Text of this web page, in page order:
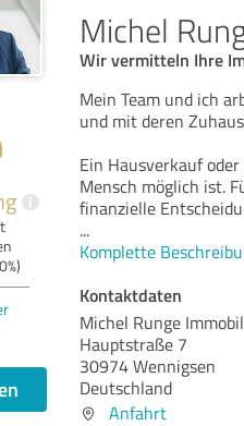
Michel
Wir vermitteln Ihre
i
Mein Team und ich
und mit deren
Ein Hausverkauf
Mensch möglich ist.
finanzielle
...
Komplette
Kontaktdaten
Michel Runge
Hauptstraße 7
30974 Wennigsen
Deutschland
Anfahrt